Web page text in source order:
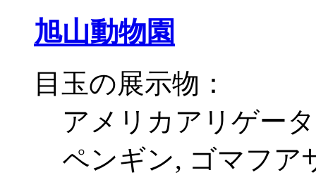
旭山動物園
目玉の展示物：
アメリカアリゲー
ペンギン, ゴマフア